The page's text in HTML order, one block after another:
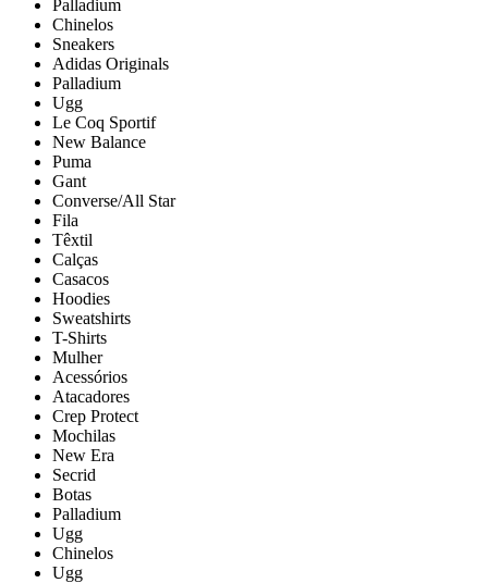
Palladium
Chinelos
Sneakers
Adidas Originals
Palladium
Ugg
Le Coq Sportif
New Balance
Puma
Gant
Converse/All Star
Fila
Têxtil
Calças
Casacos
Hoodies
Sweatshirts
T-Shirts
Mulher
Acessórios
Atacadores
Crep Protect
Mochilas
New Era
Secrid
Botas
Palladium
Ugg
Chinelos
Ugg